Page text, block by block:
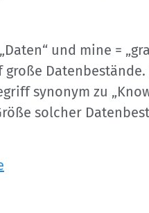
und mine =
synonym zu
solcher